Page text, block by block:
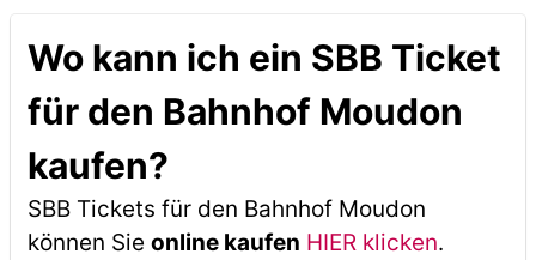
Wo kann ich ein SBB Ticket
für den Bahnhof Moudon
kaufen?
SBB Tickets für den Bahnhof Moudon
können Sie online kaufen HIER klicken.